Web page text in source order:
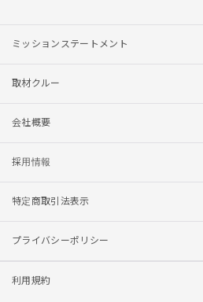
ミッションステートメント
取材クルー
会社概要
採用情報
特定商取引法表示
プライバシーポリシー
利用規約